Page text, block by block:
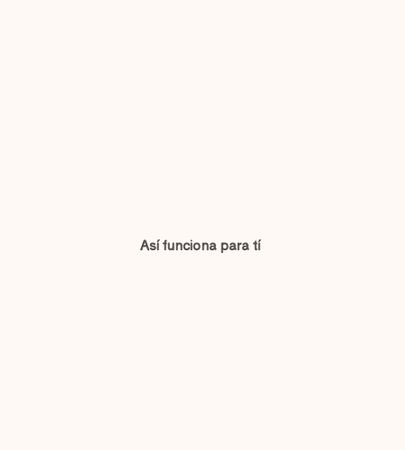
Así funciona para tí